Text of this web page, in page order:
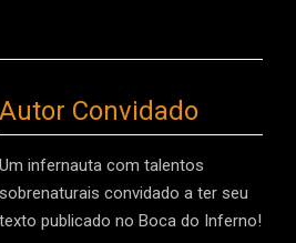
Autor Convidado
Um infernauta com talentos
sobrenaturais convidado a ter seu
texto publicado no Boca do Inferno!